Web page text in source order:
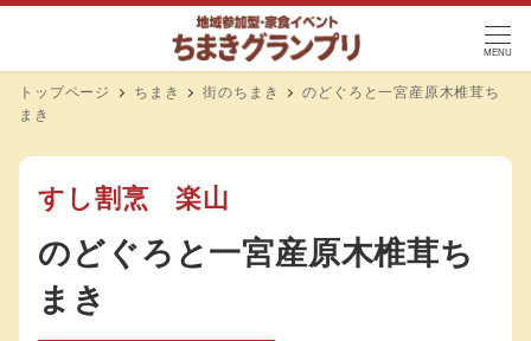
MENU
トップページ ちまき 街のちまき
のどぐろと一宮産原木椎茸ち
まき
すし割烹 楽山
のどぐろと一宮産原木椎茸ち
まき